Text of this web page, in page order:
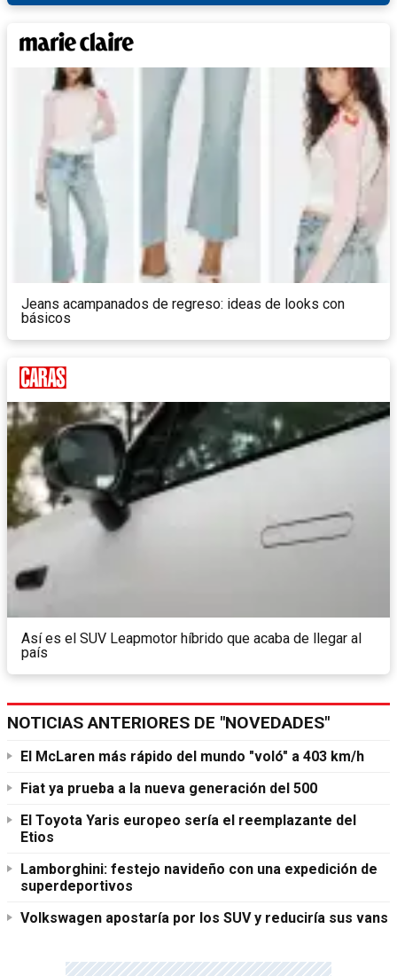
Jeans acampanados de regreso: ideas de looks con
básicos
Así es el SUV Leapmotor híbrido que acaba de llegar al
país
NOTICIAS ANTERIORES DE "NOVEDADES"
El McLaren más rápido del mundo "voló" a 403 km/h
Fiat ya prueba a la nueva generación del 500
El Toyota Yaris europeo sería el reemplazante del
Etios
Lamborghini: festejo navideño con una expedición de
superdeportivos
Volkswagen apostaría por los SUV y reduciría sus vans